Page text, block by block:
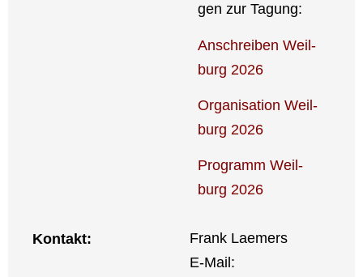
gen zur Tagung:
Anschrei­ben Weil­
burg 2026
Orga­ni­sa­ti­on Weil­
burg 2026
Pro­gramm Weil­
burg 2026
Kon­takt:
Frank Lae­mers
E‑Mail: